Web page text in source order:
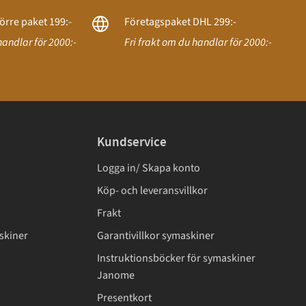
paket 199:-
för 2000:-
Företagspaket DHL 299:-
Fri frakt om du handlar för 2000:-
Kundservice
Logga in/ Skapa konto
Köp- och leveransvillkor
Frakt
Garantivillkor symaskiner
Instruktionsböcker för symaskiner
Janome
Presentkort